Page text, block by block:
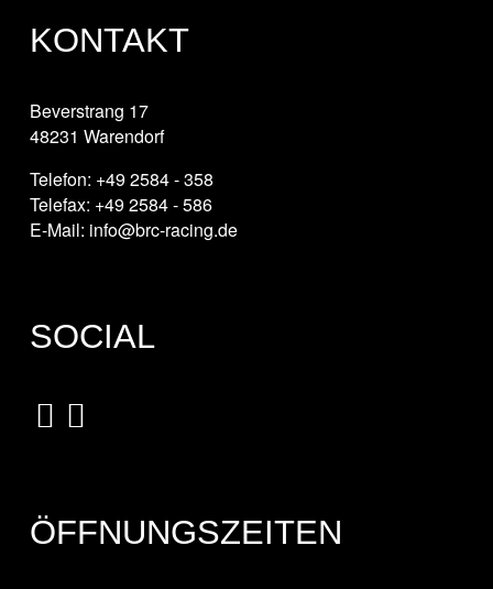
KONTAKT
Beverstrang 17
48231 Warendorf
Telefon: +49 2584 - 358
Telefax: +49 2584 - 586
E-Mail: info@brc-racing.de
SOCIAL
ÖFFNUNGSZEITEN